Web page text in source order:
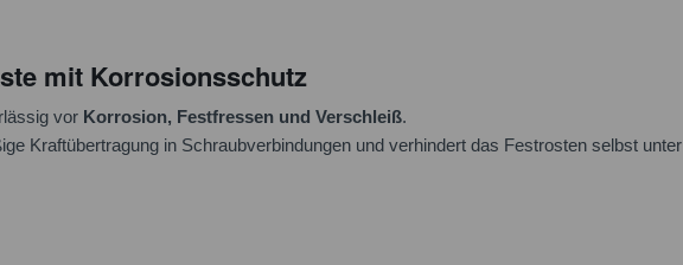
mit Korrosionsschutz
vor Korrosion, Festfressen und Verschleiß.
Kraftübertragung in Schraubverbindungen und verhindert das Festrosten selbst unter